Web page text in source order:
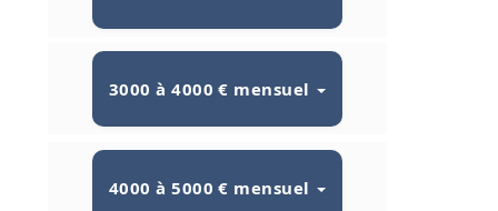
3000 à 4000 € mensuel
4000 à 5000 € mensuel